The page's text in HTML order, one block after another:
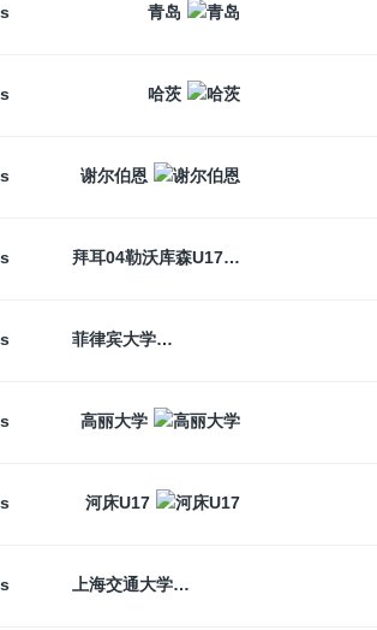
青岛
哈茨
谢尔伯恩
拜耳04勒沃库森U17
菲律宾大学
高丽大学
河床U17
上海交通大学